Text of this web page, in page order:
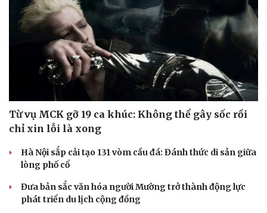
check-in
Cửa sổ tình yêu
Kể chuyện cho bé
Hạt giống tâm hồn
Từ vụ MCK gỡ 19 ca khúc: Không thể gây sốc rồi
chỉ xin lỗi là xong
Hà Nội sắp cải tạo 131 vòm cầu đá: Đánh thức di sản giữa
lòng phố cổ
Đưa bản sắc văn hóa người Mường trở thành động lực
phát triển du lịch cộng đồng